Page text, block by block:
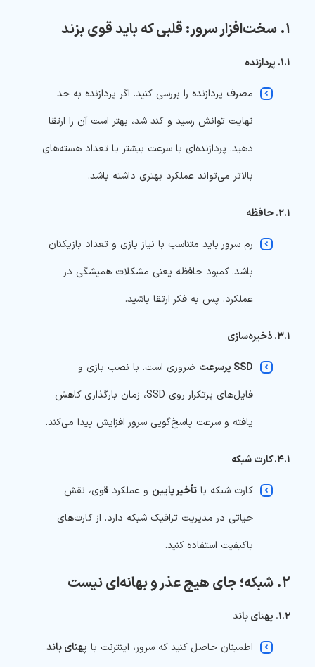
۱. سخت‌افزار سرور: قلبی که باید قوی بزند
۱.۱. پردازنده
مصرف پردازنده را بررسی کنید. اگر پردازنده به حد
نهایت توانش رسید و کند شد، بهتر است آن را ارتقا
دهید. پردازنده‌ای با سرعت بیشتر یا تعداد هسته‌های
بالاتر می‌تواند عملکرد بهتری داشته باشد.‌
۲.۱. حافظه
رم سرور باید متناسب با نیاز بازی و تعداد بازیکنان
باشد. کمبود حافظه یعنی مشکلات همیشگی در
عملکرد. پس به فکر ارتقا باشید.
۳.۱. ذخیره‌سازی
SSD پرسرعت
ضروری است. با نصب بازی و
فایل‌های پرتکرار روی SSD، زمان بارگذاری کاهش
یافته و سرعت پاسخ‌گویی سرور افزایش پیدا می‌کند.
۴.۱. کارت شبکه
کارت شبکه با تأخیر پایین و عملکرد قوی، نقش
حیاتی در مدیریت ترافیک شبکه دارد. از کارت‌های
باکیفیت استفاده کنید.
۲. شبکه؛ جای هیچ عذر و بهانه‌ای نیست
۱.۲. پهنای باند
اطمینان حاصل کنید که سرور، اینترنت با پهنای باند